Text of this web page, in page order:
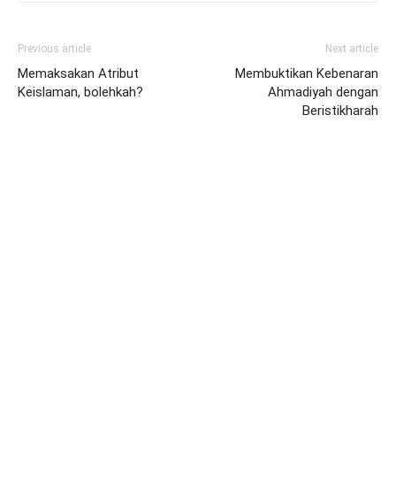
Previous article
Memaksakan Atribut
Keislaman, bolehkah?
Next article
Membuktikan Kebenaran
Ahmadiyah dengan
Beristikharah